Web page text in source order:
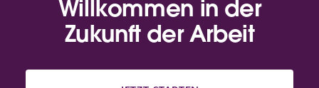
Willkommen in der
Zukunft der Arbeit